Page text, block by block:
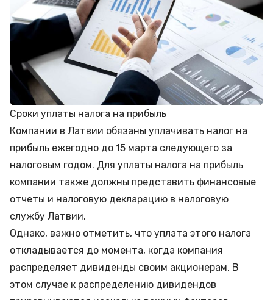
Сроки уплаты налога на прибыль
Компании в Латвии обязаны уплачивать налог на
прибыль ежегодно до 15 марта следующего за
налоговым годом. Для уплаты налога на прибыль
компании также должны представить финансовые
отчеты и налоговую декларацию в налоговую
службу Латвии.
Однако, важно отметить, что уплата этого налога
откладывается до момента, когда компания
распределяет дивиденды своим акционерам. В
этом случае к распределению дивидендов